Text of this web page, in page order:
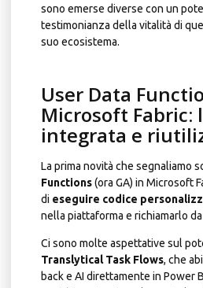
sono emerse diverse con un
testimonianza della vitalità di
suo ecosistema.
User Data
Microsoft Fabric:
integrata e
La prima novità che segnaliamo
Functions(ora GA) in Microsoft
di eseguire codice
nella piattaforma e richiamarlo
Ci sono molte aspettative sul
Translytical Task Flows, che
back e AI direttamente in Power